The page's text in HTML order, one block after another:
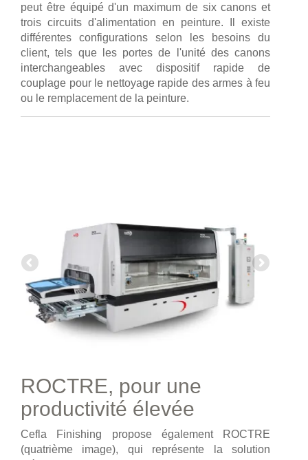
peut être équipé d'un maximum de six canons et
trois circuits d'alimentation en peinture. Il existe
différentes configurations selon les besoins du
client, tels que les portes de l'unité des canons
interchangeables avec dispositif rapide de
couplage pour le nettoyage rapide des armes à feu
ou le remplacement de la peinture.
ROCTRE, pour une
productivité élevée
Cefla Finishing propose également ROCTRE
(quatrième image), qui représente la solution